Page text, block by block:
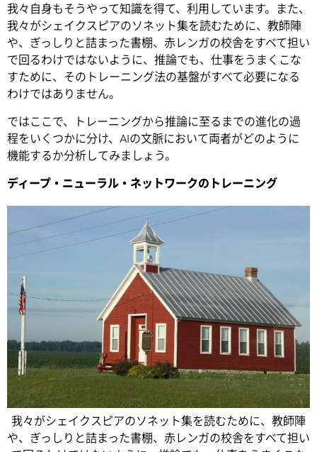
我々自身もそうやって知識を得て、利用しています。また、
我々がシェイクスピアのソネット集を読むために、教師陣
や、ぎっしりと詰まった書棚、赤レンガの校舎をすべて担い
で回るわけではないように、推論でも、仕事をうまくこな
すために、そのトレーニング法の基盤がすべて必要になる
わけではありません。
ではここで、トレーニングから推論に至るまでの進化の過
程をいくつかに分け、AIの文脈において両者がどのように
機能するか分析してみましょう。
ディープ・ニューラル・ネットワークのトレーニング
我々がシェイクスピアのソネット集を読むために、教師陣
や、ぎっしりと詰まった書棚、赤レンガの校舎をすべて担い